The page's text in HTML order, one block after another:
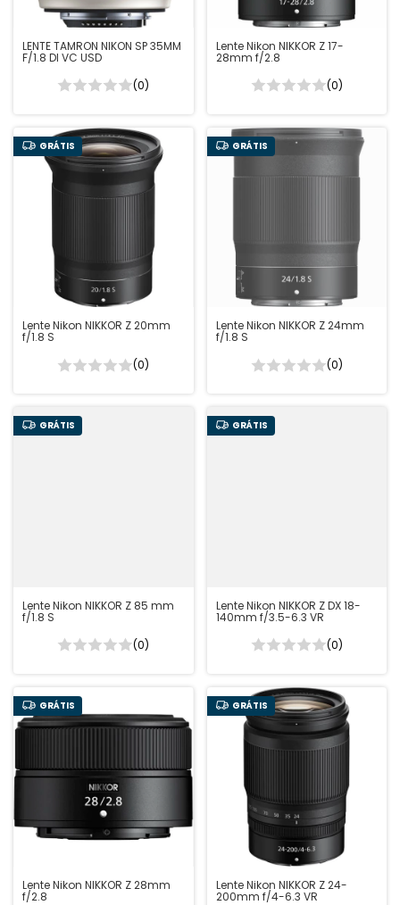
LENTE TAMRON NIKON SP 35MM
F/1.8 DI VC USD
(0)
Lente Nikon NIKKOR Z 17-
28mm f/2.8
(0)
GRÁTIS
Lente Nikon NIKKOR Z 20mm
f/1.8 S
(0)
GRÁTIS
Lente Nikon NIKKOR Z 24mm
f/1.8 S
(0)
GRÁTIS
Lente Nikon NIKKOR Z 85 mm
f/1.8 S
(0)
GRÁTIS
Lente Nikon NIKKOR Z DX 18-
140mm f/3.5-6.3 VR
(0)
GRÁTIS
Lente Nikon NIKKOR Z 28mm
f/2.8
GRÁTIS
Lente Nikon NIKKOR Z 24-
200mm f/4-6.3 VR